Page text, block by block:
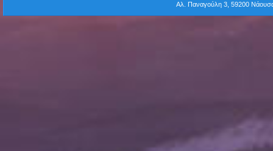
Αλ. Παναγούλη 3, 59200